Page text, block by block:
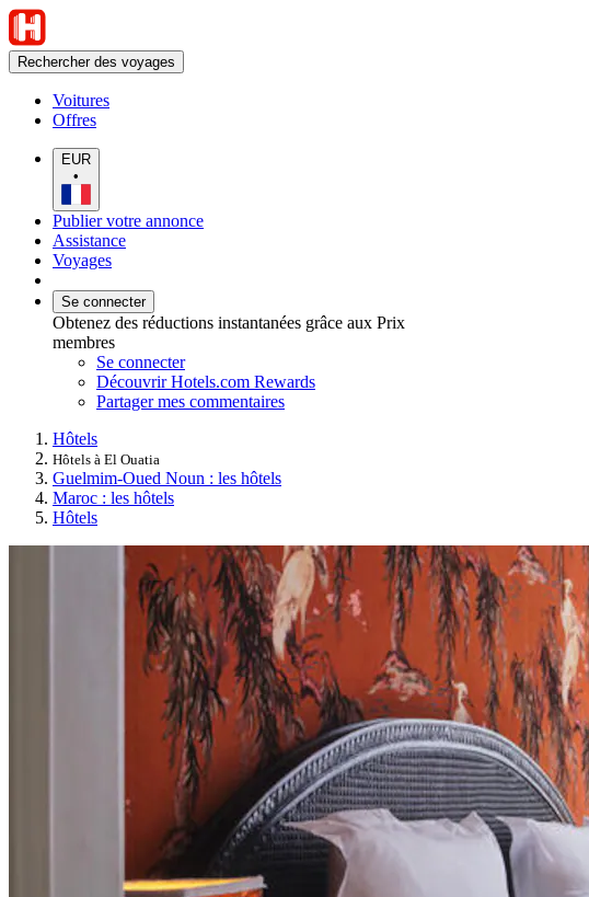
Rechercher des voyages
Voitures
Offres
EUR
•
Publier votre annonce
Assistance
Voyages
Se connecter
Obtenez des réductions instantanées grâce aux Prix
membres
Se connecter
Découvrir Hotels.com Rewards
Partager mes commentaires
Hôtels
Hôtels à El Ouatia
Guelmim-Oued Noun : les hôtels
Maroc : les hôtels
Hôtels